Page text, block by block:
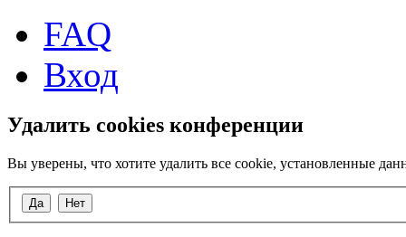
FAQ
Вход
Удалить cookies конференции
Вы уверены, что хотите удалить все cookie, установленные